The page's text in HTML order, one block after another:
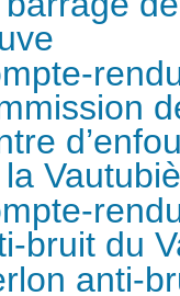
bruit du
anti-